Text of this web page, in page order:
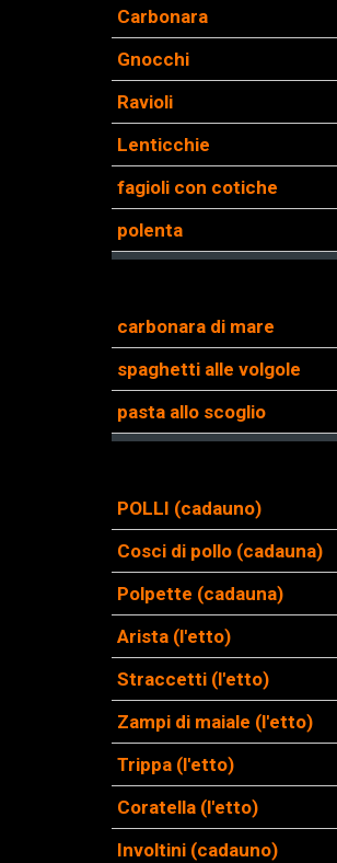
Carbonara
Gnocchi
Ravioli
Lenticchie
fagioli con cotiche
polenta
carbonara di mare
spaghetti alle volgole
pasta allo scoglio
POLLI (cadauno)
Cosci di pollo (cadauna)
Polpette (cadauna)
Arista (l'etto)
Straccetti (l'etto)
Zampi di maiale (l'etto)
Trippa (l'etto)
Coratella (l'etto)
Involtini (cadauno)